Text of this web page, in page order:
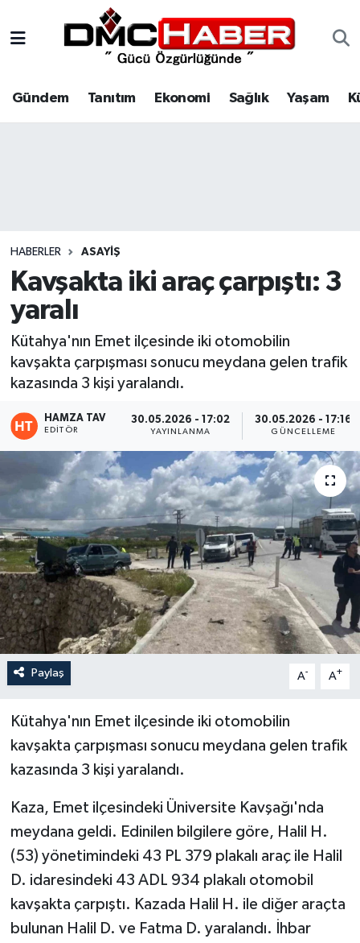
Gündem Tanıtım Ekonomi Sağlık Yaşam
HABERLER ASAYIŞ
Kavşakta iki araç çarpıştı: 3
yaralı
Kütahya'nın Emet ilçesinde iki otomobilin
kavşakta çarpışması sonucu meydana gelen trafik
kazasında 3 kişi yaralandı.
HAMZA TAV
EDITÖR
30.05.2026 - 17:02
YAYINLANMA
30.05.2026 - 17:16
GÜNCELLEME
Paylaş A- A+
Kütahya'nın Emet ilçesinde iki otomobilin
kavşakta çarpışması sonucu meydana gelen trafik
kazasında 3 kişi yaralandı.
Kaza, Emet ilçesindeki Üniversite Kavşağı'nda
meydana geldi. Edinilen bilgilere göre, Halil H.
(53) yönetimindeki 43 PL 379 plakalı araç ile Halil
D. idaresindeki 43 ADL 934 plakalı otomobil
kavşakta çarpıştı. Kazada Halil H. ile diğer araçta
bulunan Halil D. ve Fatma D. yaralandı. İhbar
Tanıtım
Spor
Siyaset
Eğitim
Teknoloji
Asayiş
Resmi İlan
Nöbetçi Eczaneler
Hava Durumu
Haber Arşivi